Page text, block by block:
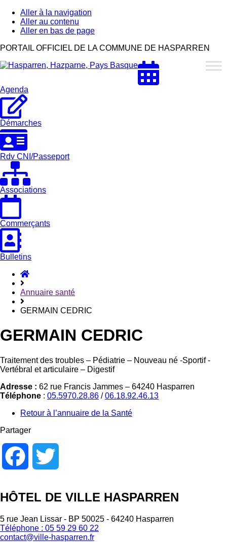
Aller à la navigation
Aller au contenu
Aller en bas de page
Hasparren,
Pays
PORTAIL OFFICIEL DE LA COMMUNE DE HASPARREN
Agenda
Démarches
Rdv CNI/Passeport
Associations
Commerçants
Bulletins
Accueil
Annuaire santé
GERMAIN CEDRIC
GERMAIN CEDRIC
Traitement des troubles – Pédiatrie – Nouveau né -Sportif -
Vertébral et articulaire – Digestif
Adresse : 62 rue Francis Jammes – 64240 Hasparren
Téléphone : 05.5970.28.86 /06.18.92.46.13
Retour à l’annuaire de la Santé
Partager
Facebook
HÔTEL DE VILLE HASPARREN
5 rue Jean Lissar - BP 50025 - 64240 Hasparren
Téléphone : 05 59 29 60 22
contact@ville-hasparren.fr